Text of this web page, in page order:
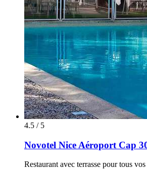
4.5 / 5
Novotel Nice Aéroport Cap
Restaurant avec terrasse pour tous vos